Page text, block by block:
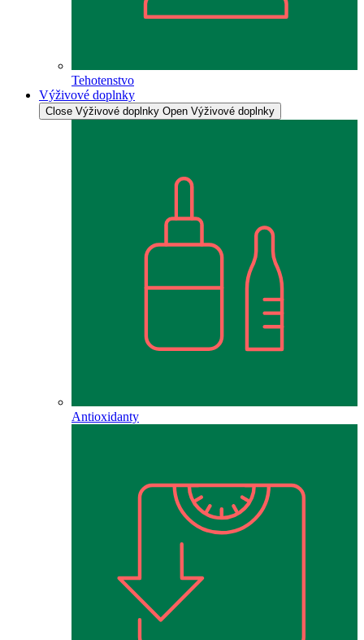
Tehotenstvo
Výživové doplnky
Close Výživové doplnky Open Výživové doplnky
Antioxidanty